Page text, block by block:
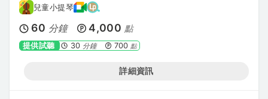
兒童小提琴
60 分鐘 4,000 點
提供試聽 30 分鐘 700 點
詳細資訊